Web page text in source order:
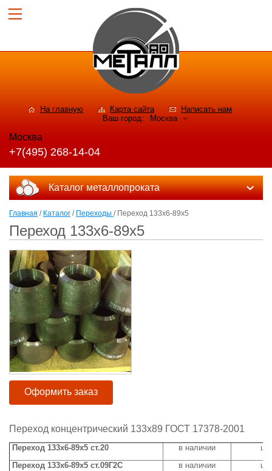
На главную Карта сайта
Написать нам
Ваш город:
Москва
Москва
+7(495) 268-14-04
Каталог металлопроката
Главная / Каталог / Переходы / Переход 133х6-89х5
Переход 133х6-89х5
Оформить заказ
Переход концентрический 133х89 ГОСТ 17378-2001
Переход 133х6-89х5 ст.20 в наличии
Переход 133х6-89х5 ст.09Г2С
в наличии